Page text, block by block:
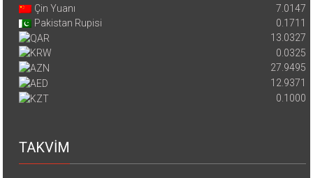
Çin Yuanı
7.0147
Pakistan Rupisi
0.1711
13.0327
0.0325
27.9495
12.9371
0.1000
TAKVİM